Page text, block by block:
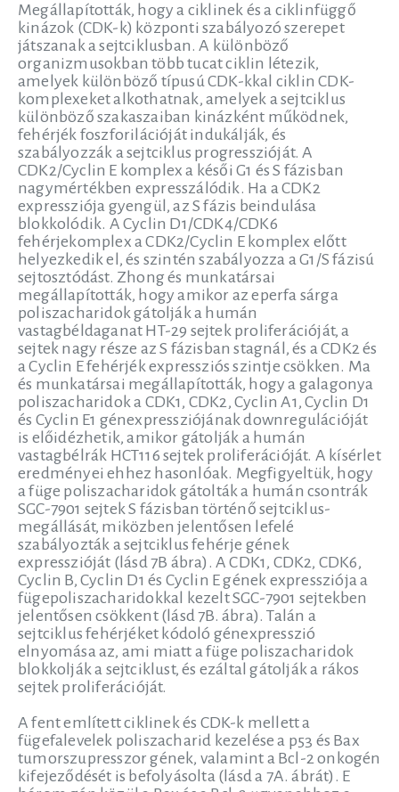
Megállapították, hogy a ciklinek és a ciklinfüggő
kinázok (CDK-k) központi szabályozó szerepet
játszanak a sejtciklusban. A különböző
organizmusokban több tucat ciklin létezik,
amelyek különböző típusú CDK-kkal ciklin CDK-
komplexeket alkothatnak, amelyek a sejtciklus
különböző szakaszaiban kinázként működnek,
fehérjék foszforilációját indukálják, és
szabályozzák a sejtciklus progresszióját. A
CDK2/Cyclin E komplex a késői G1 és S fázisban
nagymértékben expresszálódik. Ha a CDK2
expressziója gyengül, az S fázis beindulása
blokkolódik. A Cyclin D1/CDK4/CDK6
fehérjekomplex a CDK2/Cyclin E komplex előtt
helyezkedik el, és szintén szabályozza a G1/S fázisú
sejtosztódást. Zhong és munkatársai
megállapították, hogy amikor az eperfa sárga
poliszacharidok gátolják a humán
vastagbéldaganat HT-29 sejtek proliferációját, a
sejtek nagy része az S fázisban stagnál, és a CDK2 és
a Cyclin E fehérjék expressziós szintje csökken. Ma
és munkatársai megállapították, hogy a galagonya
poliszacharidok a CDK1, CDK2, Cyclin A1, Cyclin D1
és Cyclin E1 génexpressziójának downregulációját
is előidézhetik, amikor gátolják a humán
vastagbélrák HCT116 sejtek proliferációját. A kísérlet
eredményei ehhez hasonlóak. Megfigyeltük, hogy
a füge poliszacharidok gátolták a humán csontrák
SGC-7901 sejtek S fázisban történő sejtciklus-
megállását, miközben jelentősen lefelé
szabályozták a sejtciklus fehérje gének
expresszióját (lásd 7B ábra). A CDK1, CDK2, CDK6,
Cyclin B, Cyclin D1 és Cyclin E gének expressziója a
fügepoliszacharidokkal kezelt SGC-7901 sejtekben
jelentősen csökkent (lásd 7B. ábra). Talán a
sejtciklus fehérjéket kódoló génexpresszió
elnyomása az, ami miatt a füge poliszacharidok
blokkolják a sejtciklust, és ezáltal gátolják a rákos
sejtek proliferációját.
A fent említett ciklinek és CDK-k mellett a
fügefalevelek poliszacharid kezelése a p53 és Bax
tumorszupresszor gének, valamint a Bcl-2 onkogén
kifejeződését is befolyásolta (lásd a 7A. ábrát). E